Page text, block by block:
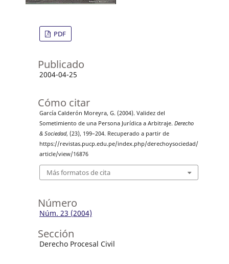
PDF
Publicado
2004-04-25
Cómo citar
García Calderón Moreyra, G. (2004). Validez del
Sometimiento de una Persona Jurídica a Arbitraje. Derecho
& Sociedad, (23), 199–204. Recuperado a partir de
https://revistas.pucp.edu.pe/index.php/derechoysociedad/
article/view/16876
Más formatos de cita
Número
Núm. 23 (2004)
Sección
Derecho Procesal Civil